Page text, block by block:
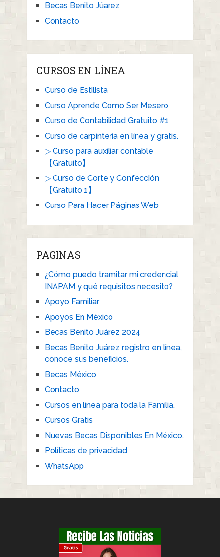
Becas Benito Júarez
Contacto
CURSOS EN LÍNEA
Curso de Estilista
Curso Aprende Como Ser Mesero
Curso de Contabilidad Gratuito #1
Curso de carpintería en línea y gratis.
▷ Curso para auxiliar contable
【Gratuito】
▷ Curso de Corte y Confección
【Gratuito 1】
Curso Para Hacer Páginas Web
PAGINAS
¿Cómo puedo tramitar mi credencial
INAPAM y qué requisitos necesito?
Apoyo Familiar
Apoyos En México
Becas Benito Juárez 2024
Becas Benito Juárez registro en línea,
conoce sus beneficios.
Becas México
Contacto
Cursos en linea para toda la Familia.
Cursos Gratis
Nuevas Becas Disponibles En México.
Políticas de privacidad
WhatsApp